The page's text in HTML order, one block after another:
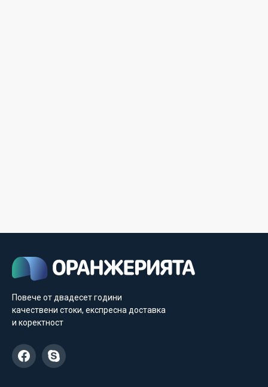
Повече от двадесет години
качествени стоки, експресна доставка
и коректност